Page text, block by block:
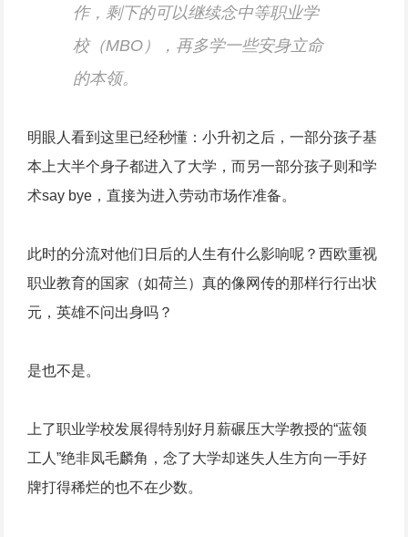
作，剩下的可以继续念中等职业学
校（MBO），再多学一些安身立命
的本领。
明眼人看到这里已经秒懂：小升初之后，一部分孩子基
本上大半个身子都进入了大学，而另一部分孩子则和学
术say bye，直接为进入劳动市场作准备。
此时的分流对他们日后的人生有什么影响呢？西欧重视
职业教育的国家（如荷兰）真的像网传的那样行行出状
元，英雄不问出身吗？
是也不是。
上了职业学校发展得特别好月薪碾压大学教授的“蓝领
工人”绝非凤毛麟角，念了大学却迷失人生方向一手好
牌打得稀烂的也不在少数。